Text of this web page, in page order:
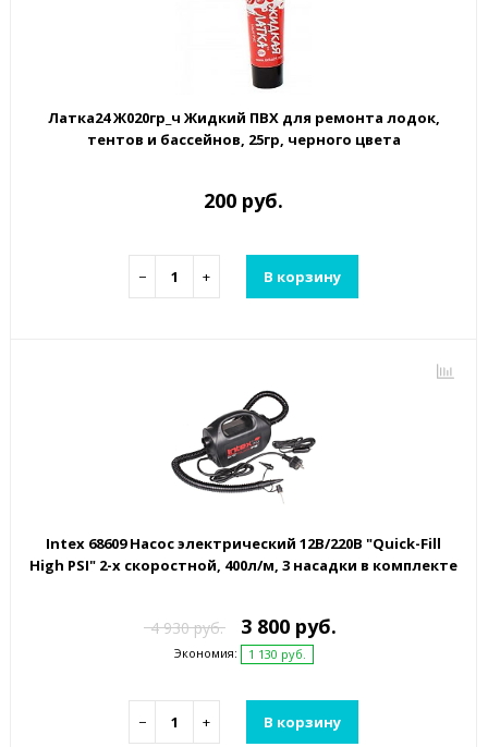
Латка24 Ж020гр_ч Жидкий ПВХ для ремонта лодок,
тентов и бассейнов, 25гр, черного цвета
200 руб.
− + В корзину
Intex 68609 Насос электрический 12В/220В "Quick-Fill
High PSI" 2-х скоростной, 400л/м, 3 насадки в комплекте
4 930 руб. 3 800 руб.
Экономия: 1 130 руб.
− + В корзину